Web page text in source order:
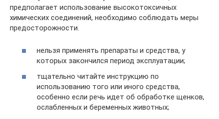
предполагает использование высокотоксичных
химических соединений, необходимо соблюдать меры
предосторожности.
нельзя применять препараты и средства, у
которых закончился период эксплуатации;
тщательно читайте инструкцию по
использованию того или иного средства,
особенно если речь идет об обработке щенков,
ослабленных и беременных животных;